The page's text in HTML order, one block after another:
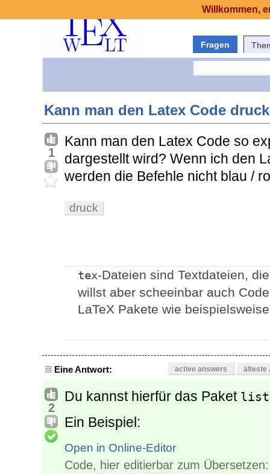
Fragen
Kann man den Latex Code
1
Kann man den Latex Code so
dargestellt wird? Wenn ich den
werden die Befehle nicht blau /
druck
tex-Dateien sind Textdateien,
willst aber scheeinbar auch
LaTeX Pakete wie
Eine Antwort: active answers älteste
2
Du kannst hierfür das Paket
Ein Beispiel:
Open in Online-Editor
Code, hier editierbar zum Übersetzen:
Willkommen,